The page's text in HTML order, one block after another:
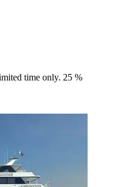
time only. 25 %